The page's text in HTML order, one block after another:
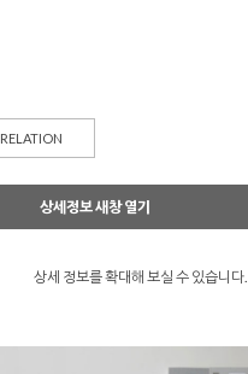
RELATION
상세정보 새창 열기
상세 정보를 확대해 보실 수 있습니다.